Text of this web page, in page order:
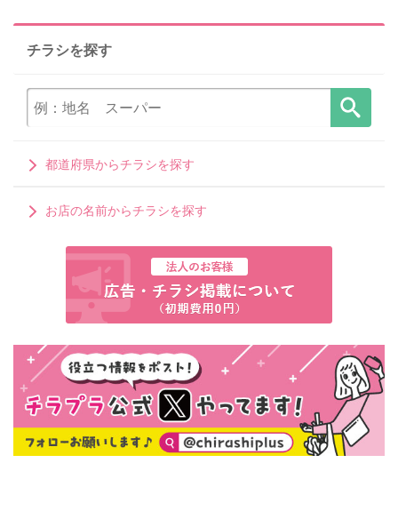
チラシを探す
都道府県からチラシを探す
お店の名前からチラシを探す